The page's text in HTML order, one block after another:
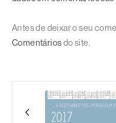
Antes de deixar o seu
Comentáriosdo site.